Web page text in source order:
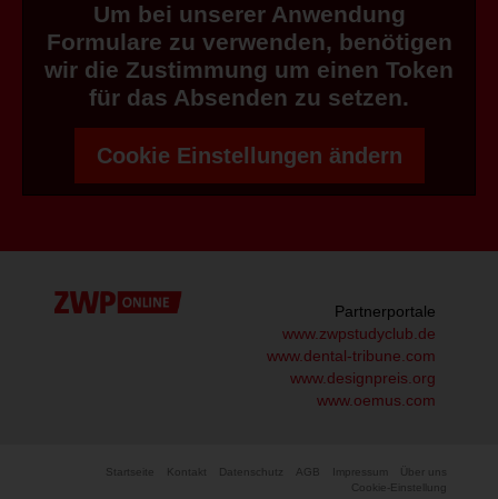
Um bei unserer Anwendung
Formulare zu verwenden, benötigen
wir die Zustimmung um einen Token
für das Absenden zu setzen.
Cookie Einstellungen ändern
Partnerportale
www.zwpstudyclub.de
www.dental-tribune.com
www.designpreis.org
www.oemus.com
Startseite Kontakt Datenschutz AGB Impressum
Über uns
Cookie-Einstellung